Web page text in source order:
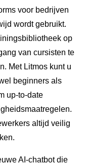
voor bedrijven
wordt gebruikt.
op
van cursisten te
Met Litmos kunt u
beginners als
up-to-date
altijd veilig
AI-chatbot die